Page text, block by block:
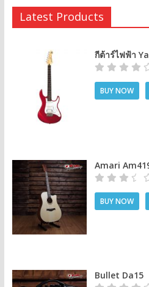
Latest Products
กีต้าร์ไฟฟ้า
BUY NOW
Amari
BUY NOW
Bullet Da15